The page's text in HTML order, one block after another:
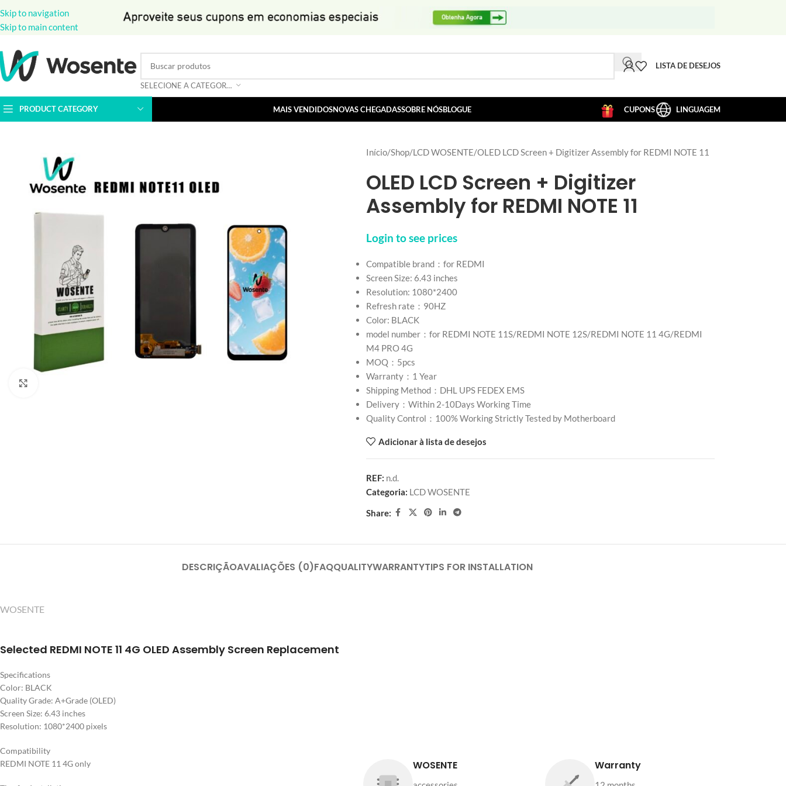
Skip to navigation
Skip to main content
SELECIONE A CATEGORIA
LISTA DE DESEJOS
PRODUCT CATEGORY MAIS VENDIDOSNOVAS CHEGADASSOBRE NÓSBLOGUE CUPONS LINGUAGEM
Início Shop LCD WOSENTE OLED LCD Screen + Digitizer Assembly for REDMI NOTE 11
OLED LCD Screen + Digitizer
Assembly for REDMI NOTE 11
Login to see prices
Compatible brand：for REDMI
Screen Size: 6.43 inches
Resolution: 1080*2400
Refresh rate：90HZ
Color: BLACK
model number：for REDMI NOTE 11S/REDMI NOTE 12S/REDMI NOTE 11 4G/REDMI
M4 PRO 4G
MOQ：5pcs
Warranty：1 Year
Shipping Method：DHL UPS FEDEX EMS
Delivery：Within 2-10Days Working Time
Quality Control：100% Working Strictly Tested by Motherboard
Adicionar à lista de desejos
REF: n.d.
Categoria: LCD WOSENTE
Share:
DESCRIÇÃOAVALIAÇÕES (0)FAQQUALITYWARRANTYTIPS FOR INSTALLATION
WOSENTE
Selected REDMI NOTE 11 4G OLED Assembly Screen Replacement
Specifications
Color: BLACK
Quality Grade: A+Grade (OLED)
Screen Size: 6.43 inches
Resolution: 1080*2400 pixels
Compatibility
REDMI NOTE 11 4G only
WOSENTE Warranty